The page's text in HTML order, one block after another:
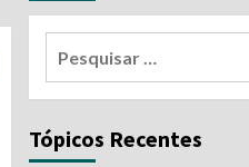
Tópicos Recentes